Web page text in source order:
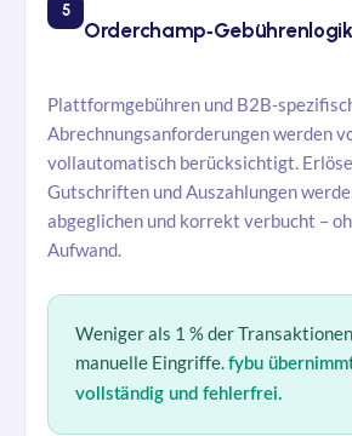
5
Orderchamp‑Gebührenlogik
Plattformgebühren und B2B-
Abrechnungsanforderungen werden
vollautomatisch berücksichtigt.
Gutschriften und Auszahlungen
abgeglichen und korrekt verbucht –
Aufwand.
Weniger als 1 % der
manuelle Eingriffe. fybu
vollständig und fehlerfrei.